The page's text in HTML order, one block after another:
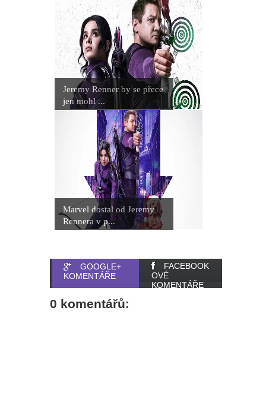
Jeremy Renner by se přece
jen mohl ...
Marvel dostal od Jeremy
Rennera v p...
GOOGLE+
KOMENTÁŘE
FACEBOOK
OVÉ
KOMENTÁŘE
0 komentářů: